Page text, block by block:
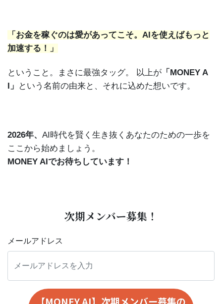
「お金を稼ぐのは愛があってこそ。AIを使えばもっと
加速する！」
ということ。まさに最強タッグ。 以上が 「MONEY A
I」
という名前の由来と、それに込めた想いです。
2026年、 AI時代を賢く生き抜くあなたのための一歩を
ここから始めましょう。
MONEY AIでお待ちしています！
次期メンバー募集！
メールアドレス